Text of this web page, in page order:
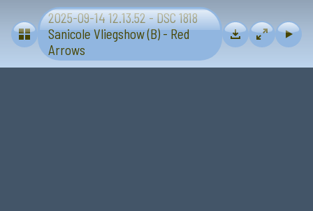
Vliegtuigen - Sanicole (B) 13 en 14 september 2025
2025-09-14 12.13.52 - DSC 1818
Sanicole Vliegshow (B) - Red
Arrows